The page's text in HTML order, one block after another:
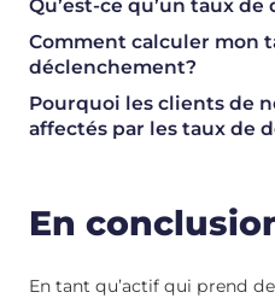
Qu’est-ce qu’un taux
Comment calculer mon
déclenchement?
Pourquoi les clients de
affectés par les taux de
En
En tant qu’actif qui prend